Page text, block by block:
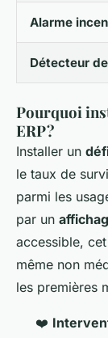
Alarme
Détecteur
Pourquoi
ERP ?
Installer un
le taux de
parmi les
par un
accessible,
même non
les premières
❤️